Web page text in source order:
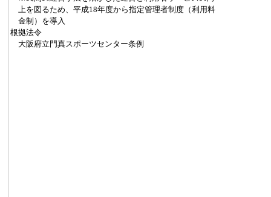
上を図るため、平成18年度から指定管理者制度（利用料
金制）を導入
根拠法令
大阪府立門真スポーツセンター条例